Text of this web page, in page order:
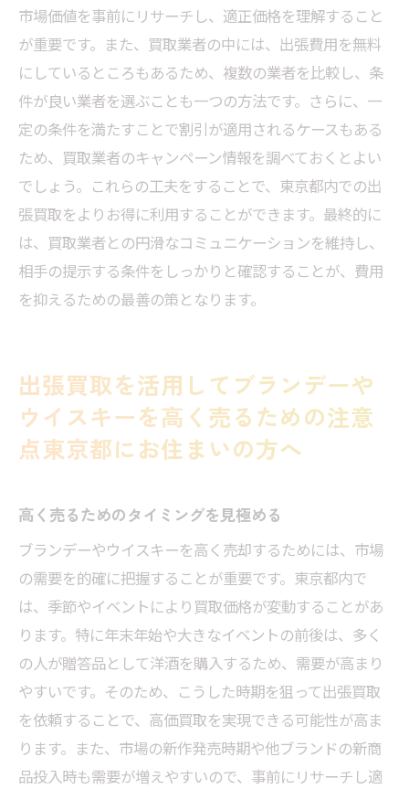
市場価値を事前にリサーチし、適正価格を理解すること
が重要です。また、買取業者の中には、出張費用を無料
にしているところもあるため、複数の業者を比較し、条
件が良い業者を選ぶことも一つの方法です。さらに、一
定の条件を満たすことで割引が適用されるケースもある
ため、買取業者のキャンペーン情報を調べておくとよい
でしょう。これらの工夫をすることで、東京都内での出
張買取をよりお得に利用することができます。最終的に
は、買取業者との円滑なコミュニケーションを維持し、
相手の提示する条件をしっかりと確認することが、費用
を抑えるための最善の策となります。
出張買取を活用してブランデーや
ウイスキーを高く売るための注意
点東京都にお住まいの方へ
高く売るためのタイミングを見極める
ブランデーやウイスキーを高く売却するためには、市場
の需要を的確に把握することが重要です。東京都内で
は、季節やイベントにより買取価格が変動することがあ
ります。特に年末年始や大きなイベントの前後は、多く
の人が贈答品として洋酒を購入するため、需要が高まり
やすいです。そのため、こうした時期を狙って出張買取
を依頼することで、高価買取を実現できる可能性が高ま
ります。また、市場の新作発売時期や他ブランドの新商
品投入時も需要が増えやすいので、事前にリサーチし適